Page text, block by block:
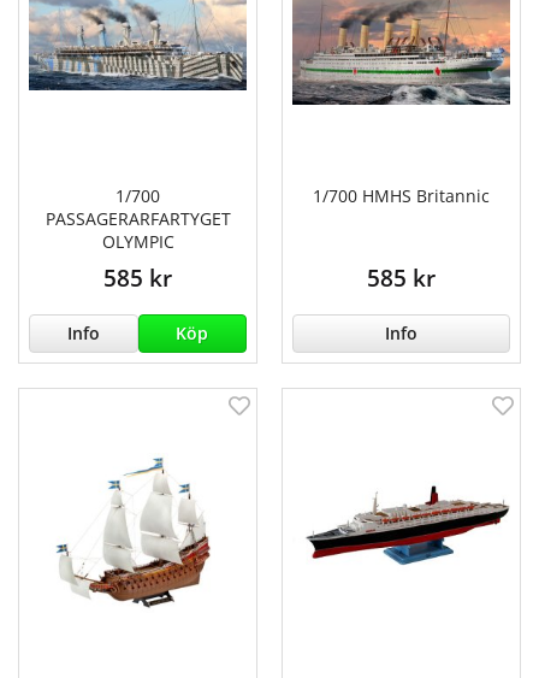
1/700
PASSAGERARFARTYGET
OLYMPIC
585 kr
Info Köp
1/700 HMHS Britannic
585 kr
Info